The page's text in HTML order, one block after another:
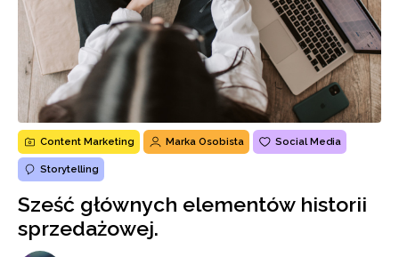
Content Marketing Marka Osobista Social Media
Storytelling
Sześć głównych elementów historii
sprzedażowej.